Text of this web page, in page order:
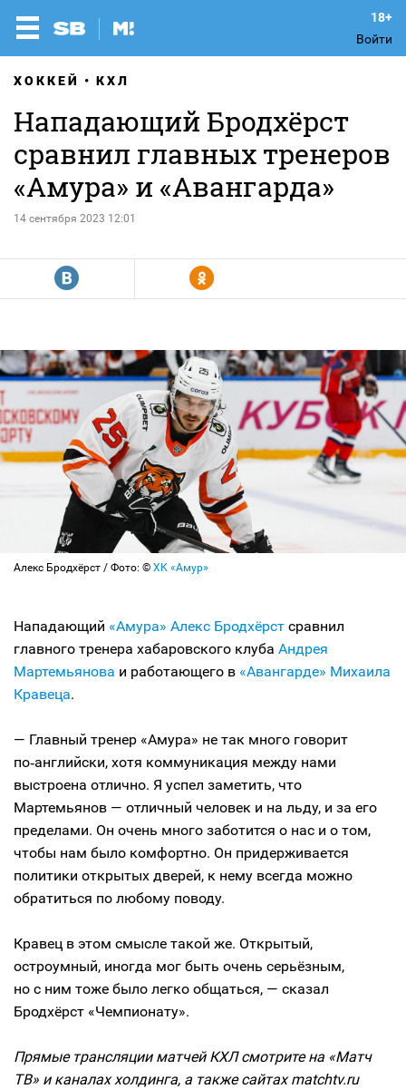
Войти
ХОККЕЙ КХЛ
Нападающий Бродхёрст
сравнил главных тренеров
«Амура» и «Авангарда»
14 сентября 2023 12:01
R Y
Алекс Бродхёрст / Фото: © ХК «Амур»
Нападающий «Амура» Алекс Бродхёрст сравнил
главного тренера хабаровского клуба Андрея
Мартемьянова и работающего в «Авангарде» Михаила
Кравеца.
— Главный тренер «Амура» не так много говорит
по‑английски, хотя коммуникация между нами
выстроена отлично. Я успел заметить, что
Мартемьянов — отличный человек и на льду, и за его
пределами. Он очень много заботится о нас и о том,
чтобы нам было комфортно. Он придерживается
политики открытых дверей, к нему всегда можно
обратиться по любому поводу.
Кравец в этом смысле такой же. Открытый,
остроумный, иногда мог быть очень серьёзным,
но с ним тоже было легко общаться, — сказал
Бродхёрст «Чемпионату».
Прямые трансляции матчей КХЛ смотрите на «Матч
ТВ» и каналах холдинга, а также сайтах matchtv.ru